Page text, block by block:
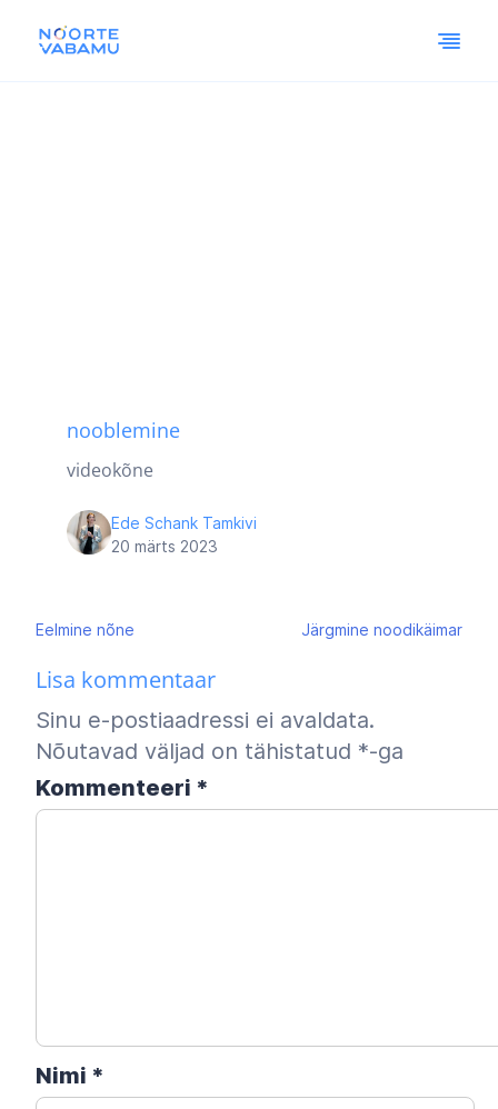
nooblemine
videokõne
Ede Schank Tamkivi
20 märts 2023
Navigeerimine
Eelmine nõne Järgmine noodikäimar
Lisa kommentaar
Sinu e-postiaadressi ei avaldata.
Nõutavad väljad on tähistatud *-ga
Kommenteeri *
Nimi *